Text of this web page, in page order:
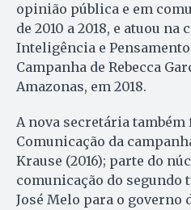
opinião pública e em
de 2010 a 2018, e atuou na
Inteligência e
Campanha de Rebecca
Amazonas, em 2018.
A nova secretária
Comunicação da
Krause (2016); parte do
comunicação do segundo
José Melo para o governo